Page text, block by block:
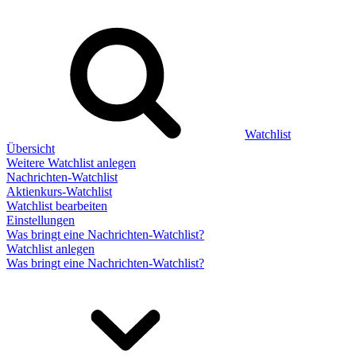
Watchlist
Übersicht
Weitere Watchlist anlegen
Nachrichten-Watchlist
Aktienkurs-Watchlist
Watchlist bearbeiten
Einstellungen
Was bringt eine Nachrichten-Watchlist?
Watchlist anlegen
Was bringt eine Nachrichten-Watchlist?